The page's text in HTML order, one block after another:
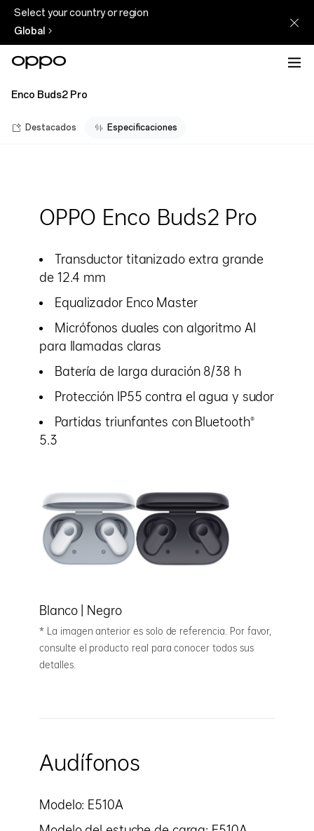
Select your country or region
Global
Enco Buds2 Pro
Destacados Especificaciones
OPPO Enco Buds2 Pro
Transductor titanizado extra grande
de 12.4 mm
Equalizador Enco Master
Micrófonos duales con algoritmo AI
para llamadas claras
Batería de larga duración 8/38 h
Protección IP55 contra el agua y sudor
Partidas triunfantes con Bluetooth®
5.3
Blanco | Negro
* La imagen anterior es solo de referencia. Por favor,
consulte el producto real para conocer todos sus
detalles.
Audífonos
Modelo: E510A